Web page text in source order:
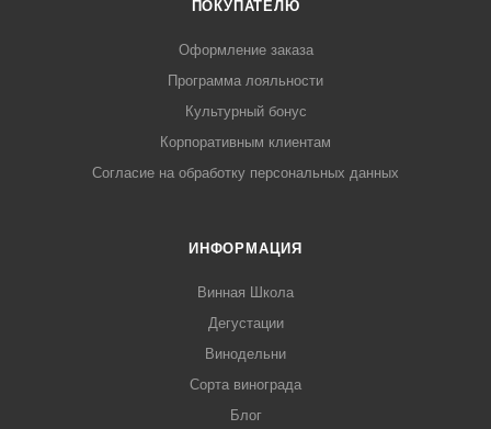
ПОКУПАТЕЛЮ
Оформление заказа
Программа лояльности
Культурный бонус
Корпоративным клиентам
Согласие на обработку персональных данных
ИНФОРМАЦИЯ
Винная Школа
Дегустации
Винодельни
Сорта винограда
Блог